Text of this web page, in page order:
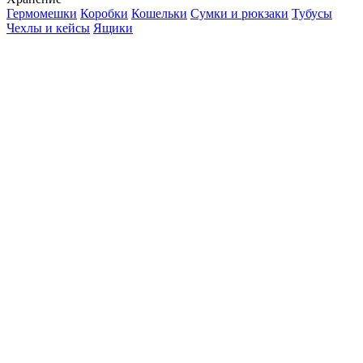
Гермомешки Коробки Кошельки Сумки и рюкзаки Тубусы
Чехлы и кейсы Ящики